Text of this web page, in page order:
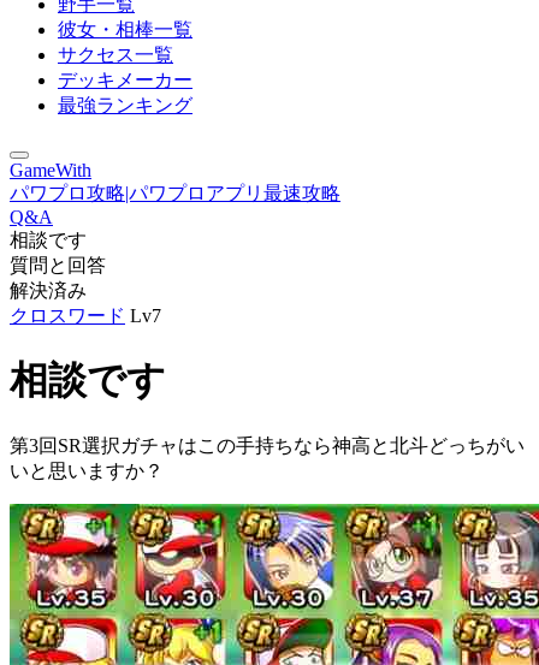
野手一覧
彼女・相棒一覧
サクセス一覧
デッキメーカー
最強ランキング
GameWith
パワプロ攻略|パワプロアプリ最速攻略
Q&A
相談です
質問と回答
解決済み
クロスワード Lv7
相談です
第3回SR選択ガチャはこの手持ちなら神高と北斗どっちがい
いと思いますか？